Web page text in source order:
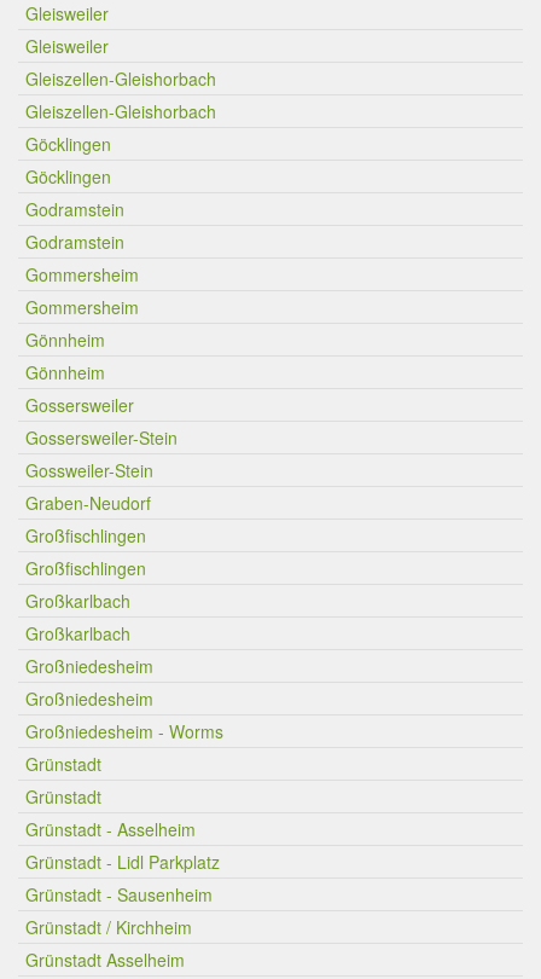
Gleisweiler
Gleisweiler
Gleiszellen-Gleishorbach
Gleiszellen-Gleishorbach
Göcklingen
Göcklingen
Godramstein
Godramstein
Gommersheim
Gommersheim
Gönnheim
Gönnheim
Gossersweiler
Gossersweiler-Stein
Gossweiler-Stein
Graben-Neudorf
Großfischlingen
Großfischlingen
Großkarlbach
Großkarlbach
Großniedesheim
Großniedesheim
Großniedesheim - Worms
Grünstadt
Grünstadt
Grünstadt - Asselheim
Grünstadt - Lidl Parkplatz
Grünstadt - Sausenheim
Grünstadt / Kirchheim
Grünstadt Asselheim